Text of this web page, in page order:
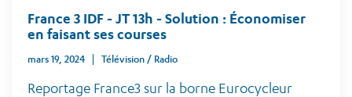
France 3 IDF - JT 13h - Solution : Économiser
en faisant ses courses
mars 19, 2024 Télévision / Radio
Reportage France3 sur la borne Eurocycleur